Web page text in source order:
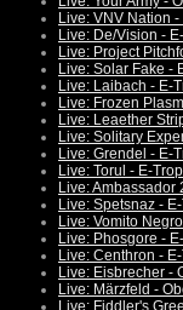
Live: VNV Nation
Live: De/Vision -
Live: Project
Live: Solar Fake -
Live: Laibach - E-
Live: Frozen
Live: Leaether
Live: Solitary
Live: Grendel - E-
Live: Torul - E-
Live:
Live: Spetsnaz -
Live: Vomito
Live: Phosgore -
Live: Centhron -
Live: Eisbrecher -
Live: Märzfeld -